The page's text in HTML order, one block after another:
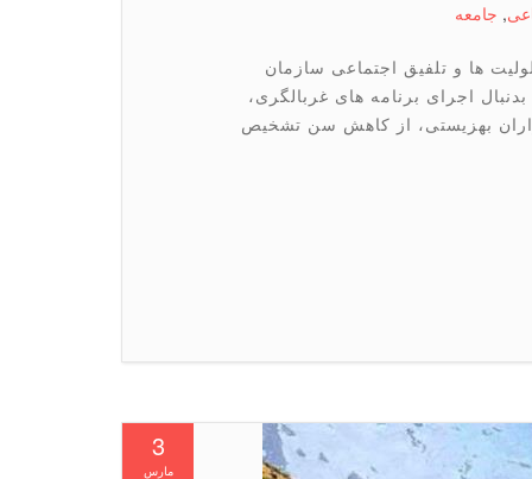
, جامعه
ها و تلفیق اجتماعی سازمان
اجرای برنامه های غربالگری،
بهزیستی، از کاهش سن تشخیص
3
مارس